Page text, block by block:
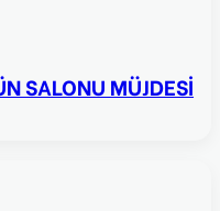
SALONU MÜJDESİ